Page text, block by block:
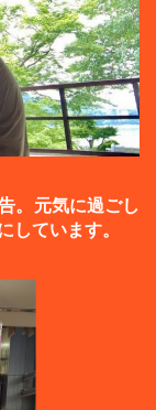
。元気に過ごし
しています。